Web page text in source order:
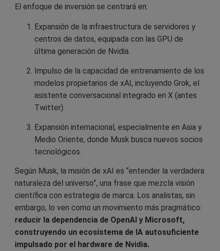
El enfoque de inversión se centrará en:
Expansión de la infraestructura de servidores y
centros de datos, equipada con las GPU de
última generación de Nvidia.
Impulso de la capacidad de entrenamiento de los
modelos propietarios de xAI, incluyendo Grok, el
asistente conversacional integrado en X (antes
Twitter).
Expansión internacional, especialmente en Asia y
Medio Oriente, donde Musk busca nuevos socios
tecnológicos.
Según Musk, la misión de xAI es “entender la verdadera
naturaleza del universo”, una frase que mezcla visión
científica con estrategia de marca. Los analistas, sin
embargo, lo ven como un movimiento más pragmático:
reducir la dependencia de OpenAI y Microsoft,
construyendo un ecosistema de IA autosuficiente
impulsado por el hardware de Nvidia.